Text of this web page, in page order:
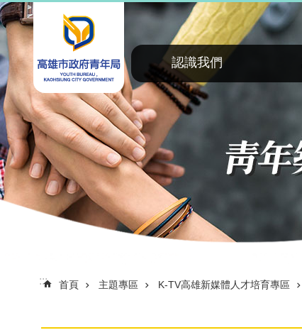
跳到主要內容區塊
認識我們
::: 首頁 主題專區 K-TV高雄新媒體人才培育專區